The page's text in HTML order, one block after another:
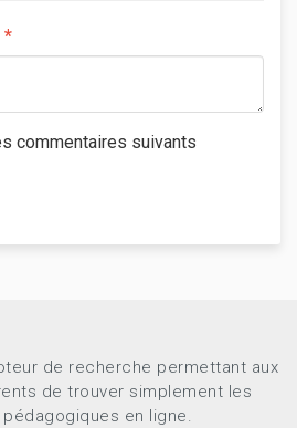
commentaires suivants
de recherche permettant aux
de trouver simplement les
en ligne.